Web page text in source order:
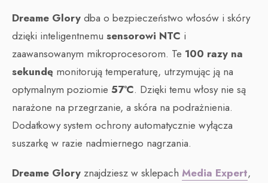
Dreame Glory dba o bezpieczeństwo włosów i skóry
dzięki inteligentnemu sensorowi NTC i
zaawansowanym mikroprocesorom. Te 100 razy na
sekundę monitorują temperaturę, utrzymując ją na
optymalnym poziomie 57°C. Dzięki temu włosy nie są
narażone na przegrzanie, a skóra na podrażnienia.
Dodatkowy system ochrony automatycznie wyłącza
suszarkę w razie nadmiernego nagrzania.
Dreame Glory znajdziesz w sklepach Media Expert,